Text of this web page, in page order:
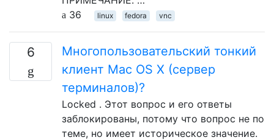
36
linux fedora vnc
6
Многопользовательский тонкий
клиент Mac OS X (сервер
терминалов)?
Locked . Этот вопрос и его ответы
заблокированы, потому что вопрос не по
теме, но имеет историческое значение.